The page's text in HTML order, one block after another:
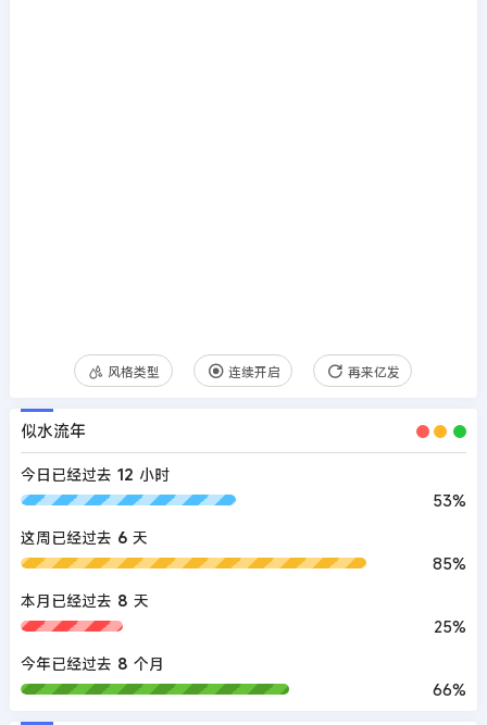
风格类型 连续开启 再来亿发
似水流年
今日已经过去 12 小时
53%
这周已经过去 6 天
85%
本月已经过去 8 天
25%
今年已经过去 8 个月
66%